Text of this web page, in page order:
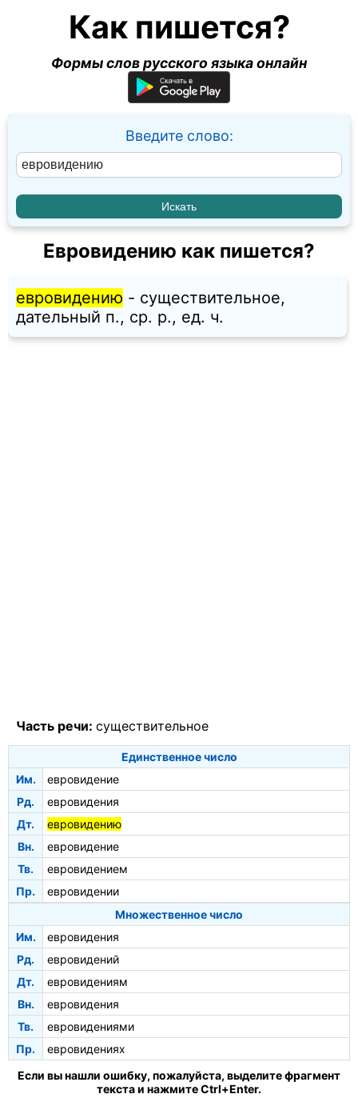
Как пишется?
Формы слов русского языка онлайн
Введите слово:
Евровидению как пишется?
евровидению - существительное,
дательный п., ср. p., ед. ч.
Часть речи: существительное
Единственное число
Им.
евровидение
Рд.
евровидения
Дт.
евровидению
Вн.
евровидение
Тв.
евровидением
Пр.
евровидении
Множественное число
Им.
евровидения
Рд.
евровидений
Дт.
евровидениям
Вн.
евровидения
Тв.
евровидениями
Пр.
евровидениях
Если вы нашли ошибку, пожалуйста, выделите фрагмент
текста и нажмите Ctrl+Enter.